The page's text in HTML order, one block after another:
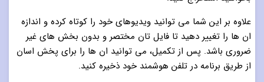
علاوه بر این شما می ‌توانید ویدیوهای خود را کوتاه کرده و اندازه
ان ها را تغییر دهید تا فایل تان مختصر و بدون بخش های غیر
ضروری باشد. پس از تکمیل، می توانید ان ها را برای پخش اسان
از طریق برنامه در تلفن هوشمند خود ذخیره کنید.